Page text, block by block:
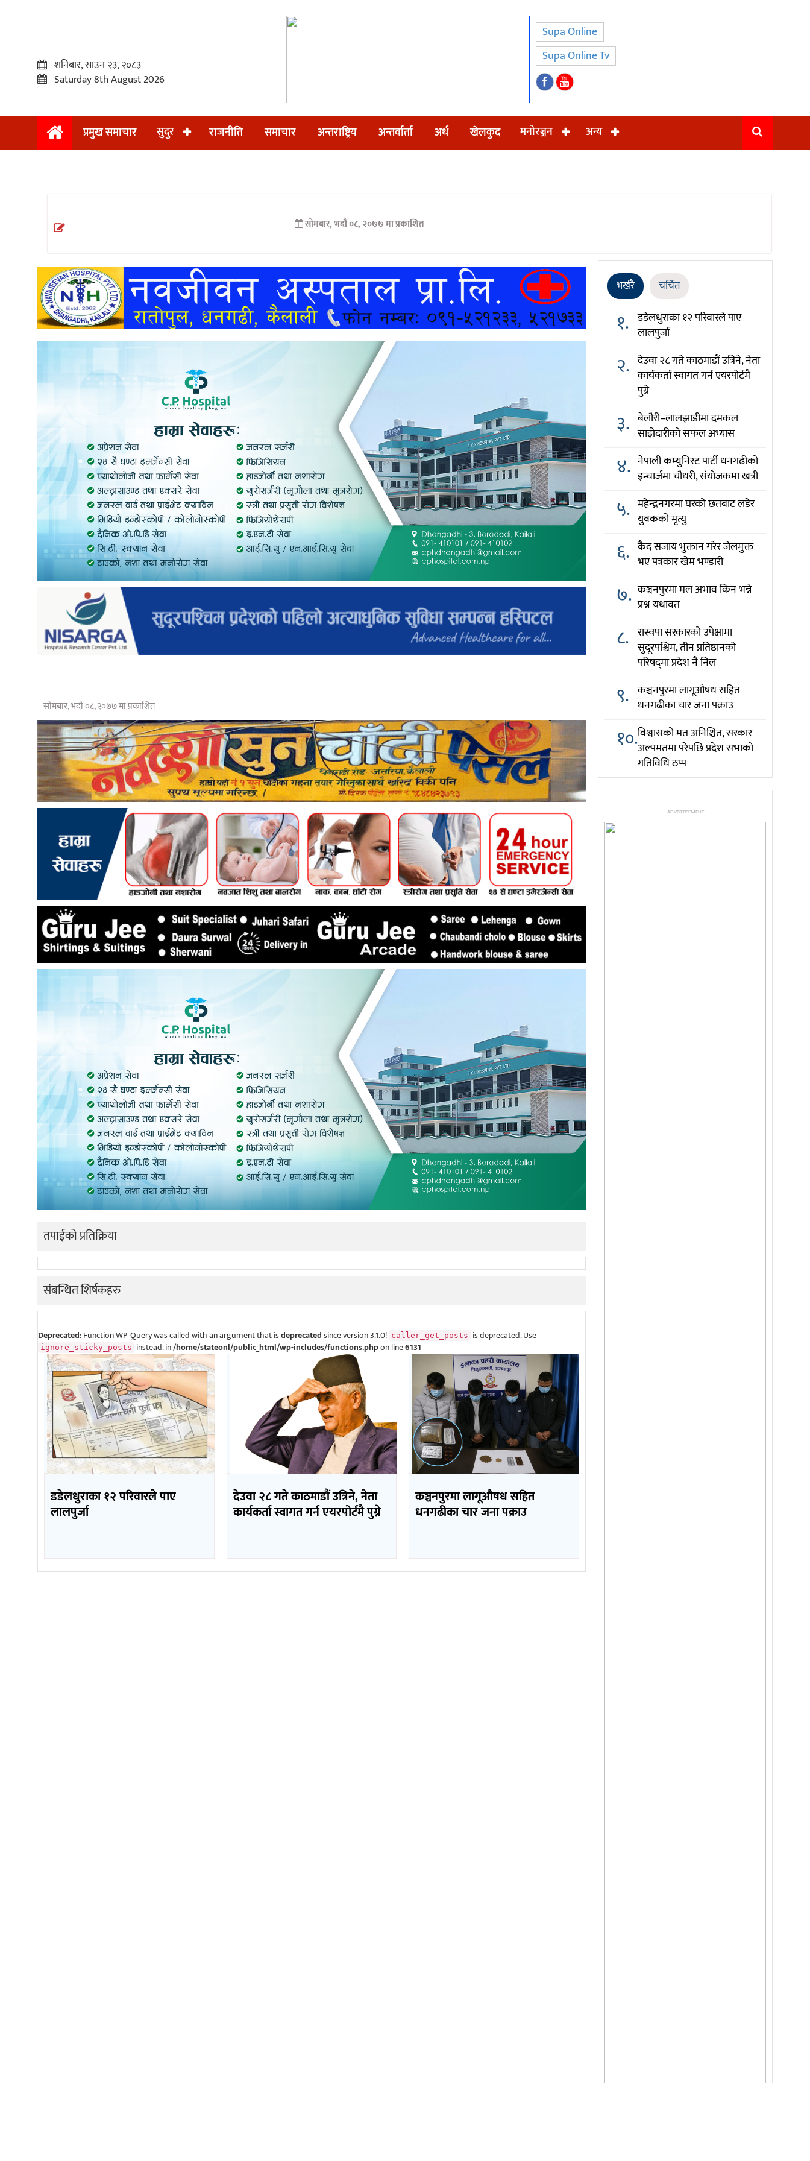
प्रमुख
अन्तराष्ट्रिय
अन्तर्वार्ता
खेलकुद
शनिबार, साउन २३, २०८३
Saturday 8th August 2026
Supa Online
Supa Online Tv
प्रमुख समाचार सुदुर राजनीति समाचार अन्तराष्ट्रिय अन्तर्वार्ता अर्थ खेलकुद मनोरञ्जन अन्य
सोमबार, भदौ ०८, २०७७ मा प्रकाशित
सोमबार, भदौ ०८, २०७७ मा प्रकाशित
तपाईको प्रतिक्रिया
संबन्धित शिर्षकहरु
Deprecated: Function WP_Query was called with an argument that isdeprecatedsince version 3.1.0! caller_get_posts is deprecated. Use
ignore_sticky_posts instead. in/home/stateonl/public_html/wp-includes/functions.phpon line6131
डडेलधुराका १२ परिवारले पाए
लालपुर्जा
देउवा २८ गते काठमाडौं उत्रिने, नेता
कार्यकर्ता स्वागत गर्न एयरपोर्टमै पुग्ने
कञ्चनपुरमा लागूऔषध सहित
धनगढीका चार जना पक्राउ
भर्खरै चर्चित
१. डडेलधुराका १२ परिवारले पाए
लालपुर्जा
२. देउवा २८ गते काठमाडौं उत्रिने, नेता
कार्यकर्ता स्वागत गर्न एयरपोर्टमै
पुग्ने
३. बेलौरी–लालझाडीमा दमकल
साझेदारीको सफल अभ्यास
४. नेपाली कम्युनिस्ट पार्टी धनगढीको
इन्चार्जमा चौधरी, संयोजकमा खत्री
५. महेन्द्रनगरमा घरको छतबाट लडेर
युवकको मृत्यु
६. कैद सजाय भुक्तान गरेर जेलमुक्त
भए पत्रकार खेम भण्डारी
७. कञ्चनपुरमा मल अभाव किन भन्ने
प्रश्न यथावत
८. रास्वपा सरकारको उपेक्षामा
सुदूरपश्चिम, तीन प्रतिष्ठानको
परिषद्‌मा प्रदेश नै निल
९. कञ्चनपुरमा लागूऔषध सहित
धनगढीका चार जना पक्राउ
१०.विश्वासको मत अनिश्चित, सरकार
अल्पमतमा परेपछि प्रदेश सभाको
गतिविधि ठप्प
ADVERTISEMENT